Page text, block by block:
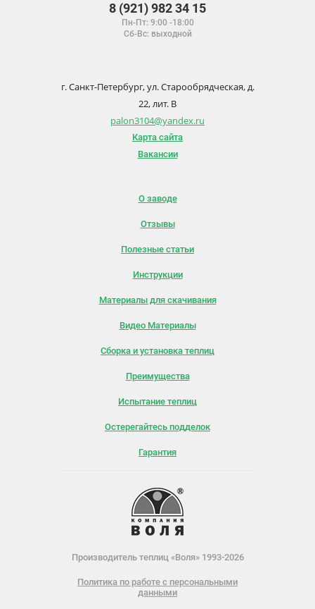
8 (921) 982 34 15
Пн-Пт: 9:00 -18:00
Сб-Вс: выходной
г. Санкт-Петербург, ул. Старообрядческая, д.
22, лит. В
palon3104@yandex.ru
Карта сайта
Вакансии
О заводе
Отзывы
Полезные статьи
Инструкции
Материалы для скачивания
Видео Материалы
Сборка и установка теплиц
Преимущества
Испытание теплиц
Остерегайтесь подделок
Гарантия
Производитель теплиц «Воля» 1993-2026
Политика по работе с персональными
данными